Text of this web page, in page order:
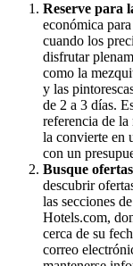
Reserve para
económica
cuando los
disfrutar
como la
y las
de 2 a 3 días.
referencia de
la convierte en
con un
Busque
descubrir
las secciones
Hotels.com,
cerca de su
correo